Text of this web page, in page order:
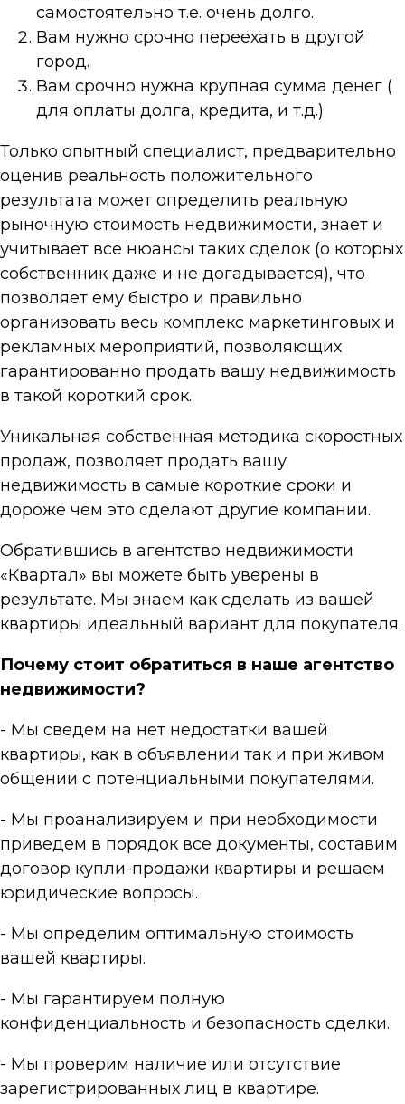
самостоятельно т.е. очень долго.
Вам нужно срочно переехать в другой
город.
Вам срочно нужна крупная сумма денег (
для оплаты долга, кредита, и т.д.)
Только опытный специалист, предварительно
оценив реальность положительного
результата может определить реальную
рыночную стоимость недвижимости, знает и
учитывает все нюансы таких сделок (о которых
собственник даже и не догадывается), что
позволяет ему быстро и правильно
организовать весь комплекс маркетинговых и
рекламных мероприятий, позволяющих
гарантированно продать вашу недвижимость
в такой короткий срок.
Уникальная собственная методика скоростных
продаж, позволяет продать вашу
недвижимость в самые короткие сроки и
дороже чем это сделают другие компании.
Обратившись в агентство недвижимости
«Квартал» вы можете быть уверены в
результате. Мы знаем как сделать из вашей
квартиры идеальный вариант для покупателя.
Почему стоит обратиться в наше агентство
недвижимости?
- Мы сведем на нет недостатки вашей
квартиры, как в объявлении так и при живом
общении с потенциальными покупателями.
- Мы проанализируем и при необходимости
приведем в порядок все документы, составим
договор купли-продажи квартиры и решаем
юридические вопросы.
- Мы определим оптимальную стоимость
вашей квартиры.
- Мы гарантируем полную
конфиденциальность и безопасность сделки.
- Мы проверим наличие или отсутствие
зарегистрированных лиц в квартире.